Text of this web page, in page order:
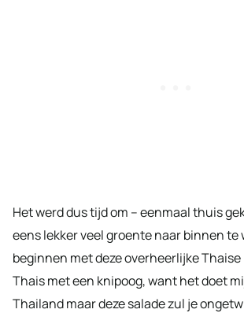
Het werd dus tijd om – eenmaal thuis
eens lekker veel groente naar binnen te
beginnen met deze overheerlijke Thaise
Thais met een knipoog, want het doet
Thailand maar deze salade zul je